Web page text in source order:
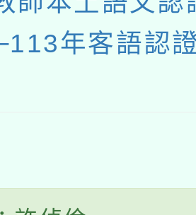
年客語認